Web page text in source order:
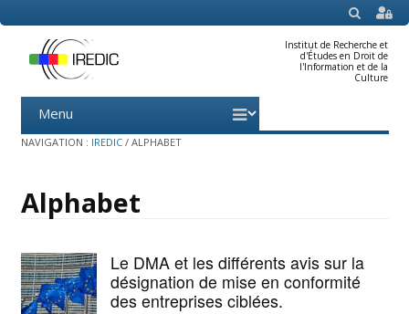
SEARCH
Institut de Recherche et
d'Études en Droit de
l'Information et de la
Culture
Menu
content
NAVIGATION : IREDIC / ALPHABET
Alphabet
Le DMA et les différents avis sur la
désignation de mise en conformité
des entreprises ciblées.